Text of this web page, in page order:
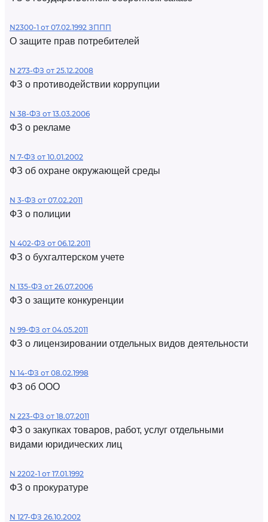
N2300-1 от 07.02.1992 ЗППП
О защите прав потребителей
N 273-ФЗ от 25.12.2008
ФЗ о противодействии коррупции
N 38-ФЗ от 13.03.2006
ФЗ о рекламе
N 7-ФЗ от 10.01.2002
ФЗ об охране окружающей среды
N 3-ФЗ от 07.02.2011
ФЗ о полиции
N 402-ФЗ от 06.12.2011
ФЗ о бухгалтерском учете
N 135-ФЗ от 26.07.2006
ФЗ о защите конкуренции
N 99-ФЗ от 04.05.2011
ФЗ о лицензировании отдельных видов деятельности
N 14-ФЗ от 08.02.1998
ФЗ об ООО
N 223-ФЗ от 18.07.2011
ФЗ о закупках товаров, работ, услуг отдельными
видами юридических лиц
N 2202-1 от 17.01.1992
ФЗ о прокуратуре
N 127-ФЗ 26.10.2002